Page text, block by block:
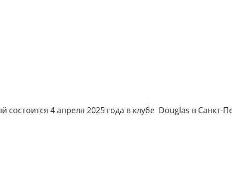
4 апреля 2025 года в клубе Douglas в Санкт-